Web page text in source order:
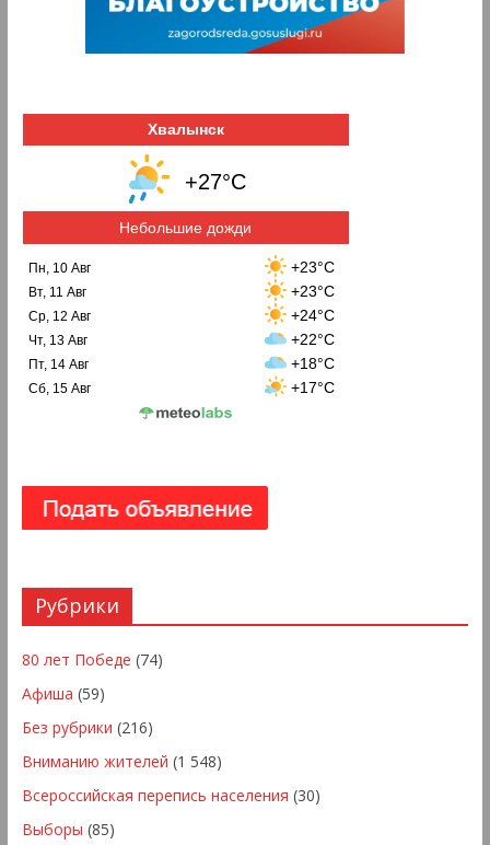
Хвалынск
+27°C
Небольшие дожди
Пн, 10 Авг +23°C
Вт, 11 Авг +23°C
Ср, 12 Авг +24°C
Чт, 13 Авг +22°C
Пт, 14 Авг +18°C
Сб, 15 Авг +17°C
Рубрики
80 лет Победе (74)
Афиша (59)
Без рубрики (216)
Вниманию жителей (1 548)
Всероссийская перепись населения (30)
Выборы (85)